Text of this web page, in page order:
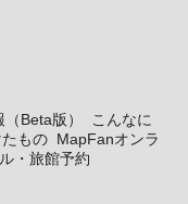
Beta版）
こんなに
もの MapFanオンラ
・旅館予約